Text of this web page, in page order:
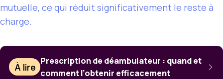
mutuelle, ce qui réduit significativement le reste à
charge.
À lire
Prescription de déambulateur : quand et
comment l’obtenir efficacement